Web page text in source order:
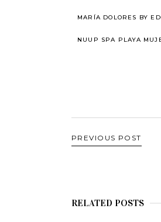
MARÍA DOLORES BY
NUUP SPA PLAYA
PREVIOUS POST
RELATED POSTS